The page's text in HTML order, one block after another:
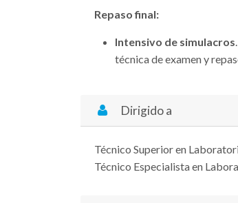
Repaso final:
Intensivo de simulacros
técnica de examen y
Dirigido a
Técnico Superior en
Técnico Especialista en